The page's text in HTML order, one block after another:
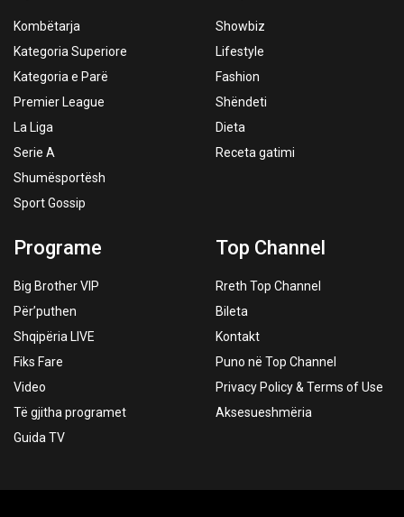
Kombëtarja
Kategoria Superiore
Kategoria e Parë
Premier League
La Liga
Serie A
Shumësportësh
Sport Gossip
Showbiz
Lifestyle
Fashion
Shëndeti
Dieta
Receta gatimi
Programe
Big Brother VIP
Për’puthen
Shqipëria LIVE
Fiks Fare
Video
Të gjitha programet
Guida TV
Top Channel
Rreth Top Channel
Bileta
Kontakt
Puno në Top Channel
Privacy Policy & Terms of Use
Aksesueshmëria